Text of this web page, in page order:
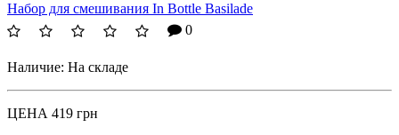
Набор для смешивания In Bottle Basilade
0
Наличие: На складе
ЦЕНА 419 грн